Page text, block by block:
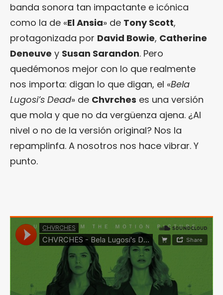
banda sonora tan impactante e icónica
como la de «El Ansia» de Tony Scott,
protagonizada por David Bowie, Catherine
Deneuve y Susan Sarandon. Pero
quedémonos mejor con lo que realmente
nos importa: digan lo que digan, el «Bela
Lugosi’s Dead» de Chvrches es una versión
que mola y que no da vergüenza ajena. ¿Al
nivel o no de la versión original? Nos la
repamplinfa. A nosotros nos hace vibrar. Y
punto.